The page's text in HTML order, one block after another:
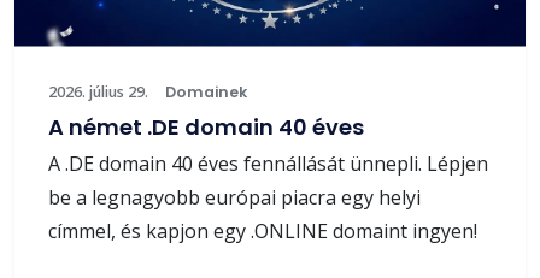
2026. július 29. Domainek
A német .DE domain 40 éves
A .DE domain 40 éves fennállását ünnepli. Lépjen
be a legnagyobb európai piacra egy helyi
címmel, és kapjon egy .ONLINE domaint ingyen!